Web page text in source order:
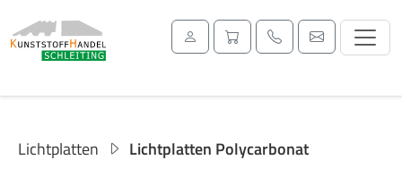
Lichtplatten Lichtplatten Polycarbonat